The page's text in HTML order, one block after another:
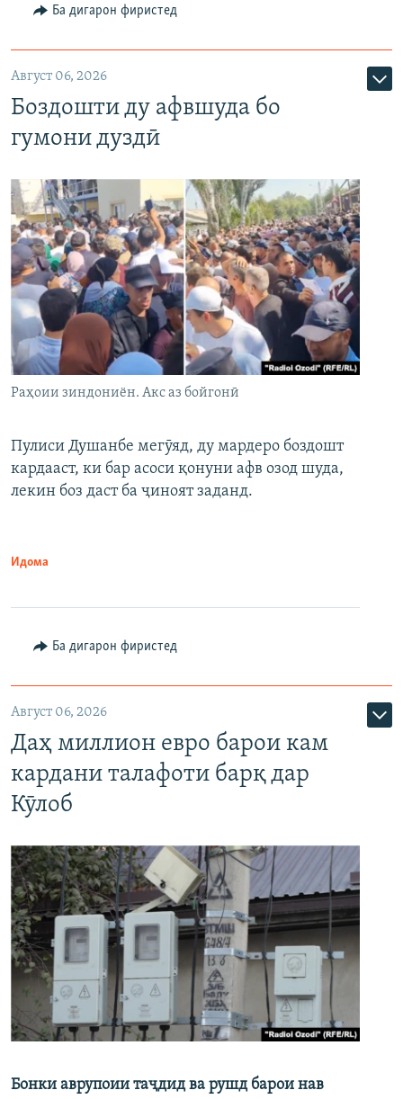
Ба дигарон фиристед
Август 06, 2026
Боздошти ду афвшуда бо
гумони дуздӣ
Раҳоии зиндониён. Акс аз бойгонӣ
Пулиси Душанбе мегӯяд, ду мардеро боздошт
кардааст, ки бар асоси қонуни афв озод шуда,
лекин боз даст ба ҷиноят заданд.
Идома
Ба дигарон фиристед
Август 06, 2026
Даҳ миллион евро барои кам
кардани талафоти барқ дар
Кӯлоб
Бонки аврупоии таҷдид ва рушд барои нав